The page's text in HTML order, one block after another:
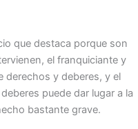
que destaca porque son
el franquiciante y
derechos y deberes, y el
puede dar lugar a la
bastante grave.